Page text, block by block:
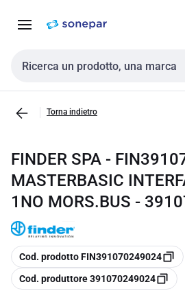
navigazione alla
Cerca input
Torna indietro
FINDER SPA -
MASTERBASIC
1NO MORS.BUS -
copia
Cod. prodotto FIN391070249024
copia
Cod. produttore 391070249024